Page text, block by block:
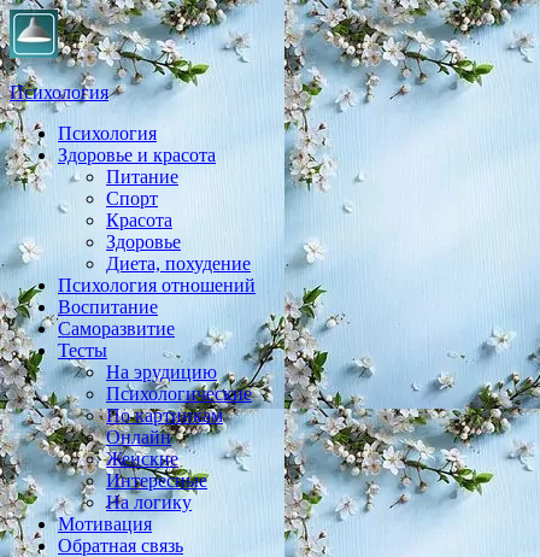
Психология
Практическая психология, личностный рост, экология,
здоровье, воспитание,
Психология
Здоровье и красота
Питание
Спорт
Красота
Здоровье
Диета, похудение
Психология отношений
Воспитание
Саморазвитие
Тесты
На эрудицию
Психологические
По картинкам
Онлайн
Женские
Интересные
На логику
Мотивация
Обратная связь